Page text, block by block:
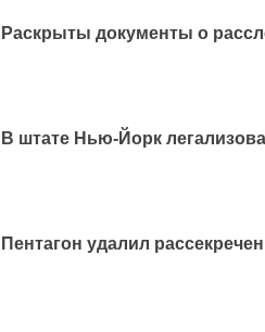
Раскрыты документы о
В штате Нью-Йорк
Пентагон удалил